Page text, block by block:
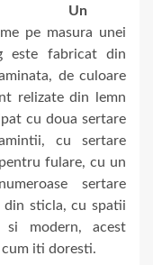
Un
pe masura unei
este fabricat din
de culoare
relizate din lemn
cu doua sertare
cu sertare
fulare, cu un
sertare
din sticla, cu spatii
si modern, acest
cum iti doresti.